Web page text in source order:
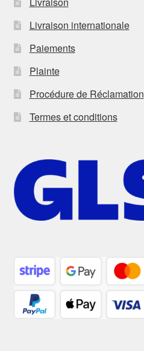
Livraison internationale
Paiements
Plainte
Procédure de Réclamation
Termes et conditions